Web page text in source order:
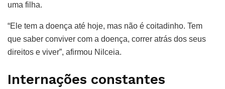
uma filha.
“Ele tem a doença até hoje, mas não é coitadinho. Tem
que saber conviver com a doença, correr atrás dos seus
direitos e viver”, afirmou Nilceia.
Internações constantes